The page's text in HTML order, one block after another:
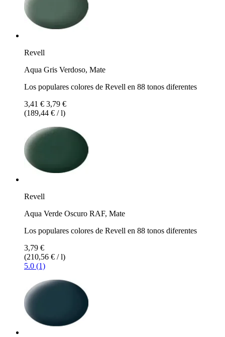
Revell
Aqua Gris Verdoso, Mate
Los populares colores de Revell en 88 tonos diferentes
3,41 € 3,79 €
(189,44 € / l)
Revell
Aqua Verde Oscuro RAF, Mate
Los populares colores de Revell en 88 tonos diferentes
3,79 €
(210,56 € / l)
5.0 (1)